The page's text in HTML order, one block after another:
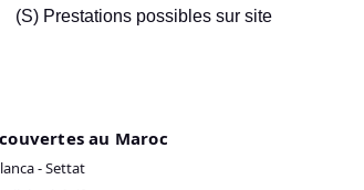
(S) Prestations possibles sur site
au Maroc
- Settat